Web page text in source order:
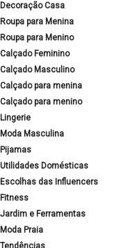
Decoração Casa
Roupa para Menina
Roupa para Menino
Calçado Feminino
Calçado Masculino
Calçado para menina
Calçado para menino
Lingerie
Moda Masculina
Pijamas
Utilidades Domésticas
Escolhas das Influencers
Fitness
Jardim e Ferramentas
Moda Praia
Tendências